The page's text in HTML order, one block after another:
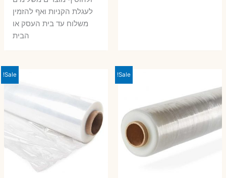
לעגלת הקניות ואף להזמין
משלוח עד בית העסק או
הבית
Sale!
Sale!